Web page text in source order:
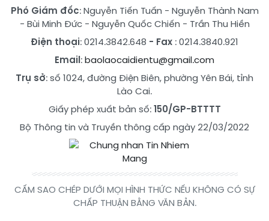
Phó Giám đốc:Nguyễn Tiến Tuấn - Nguyễn Thành Nam
- Bùi Minh Đức- Nguyễn Quốc Chiến - Trần Thu Hiền
Điện thoại: 0214.3842.648 - Fax : 0214.3840.921
Email:baolaocaidientu@gmail.com
Trụ sở: số 1024, đường Điện Biên, phường Yên Bái, tỉnh
Lào Cai.
Giấy phép xuất bản số:150/GP-BTTTT
Bộ Thông tin và Truyền thông cấp ngày 22/03/2022
CẤM SAO CHÉP DƯỚI MỌI HÌNH THỨC NẾU KHÔNG CÓ SỰ
CHẤP THUẬN BẰNG VĂN BẢN.